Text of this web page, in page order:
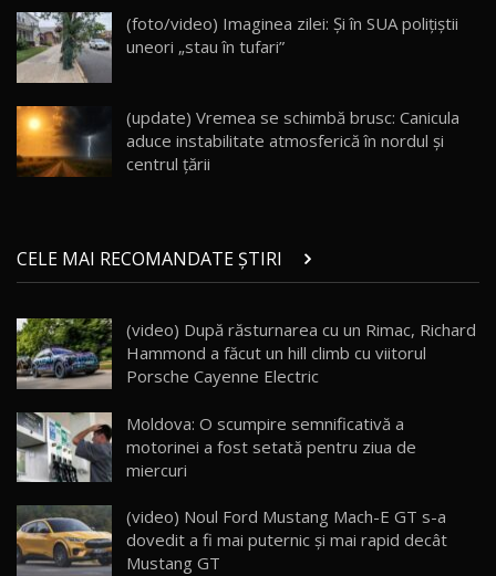
30:08
AutoBlog.MD
23:36
20
Noul ZEEKR 7X / Test Drive AutoBlog.MD
29:08
21
Micul BYD Dolphin Surf / Test Drive
AutoBlog.MD
16:59
22
Noua Mazda 6e / Test Drive AutoBlog.MD
26:59
23
Lynk & Co 01 / Test Drive AutoBlog.MD
25:19
24
ZEEKR 009: Cel mai Performant și Confortabil
Van Electric Testat în Moldova / AutoBlog.MD
26:38
(foto/video) Imaginea zilei: Și în SUA polițiștii
uneori „stau în tufari”
(update) Vremea se schimbă brusc: Canicula
aduce instabilitate atmosferică în nordul și
centrul țării
CELE MAI RECOMANDATE ȘTIRI
(video) După răsturnarea cu un Rimac, Richard
Hammond a făcut un hill climb cu viitorul
Porsche Cayenne Electric
Moldova: O scumpire semnificativă a
motorinei a fost setată pentru ziua de
miercuri
(video) Noul Ford Mustang Mach-E GT s-a
dovedit a fi mai puternic și mai rapid decât
Mustang GT